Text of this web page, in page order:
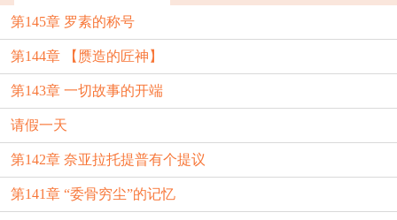
第145章 罗素的称号
第144章 【赝造的匠神】
第143章 一切故事的开端
请假一天
第142章 奈亚拉托提普有个提议
第141章 “委骨穷尘”的记忆